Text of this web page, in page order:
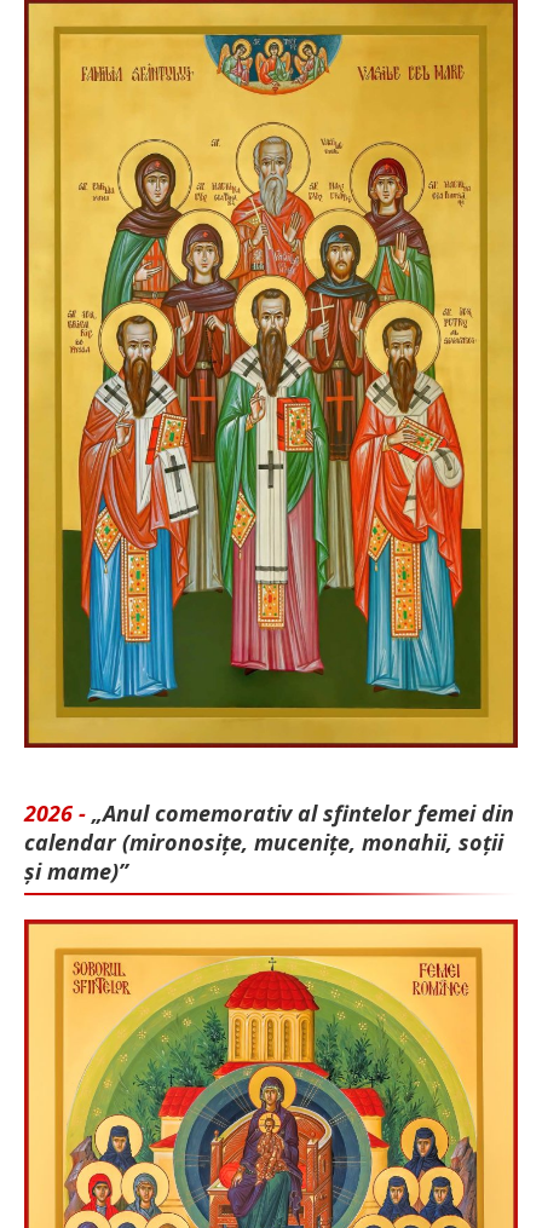
2026 - „Anul comemorativ al sfintelor femei din
calendar (mironosițe, mu­cenițe, monahii, soții
și mame)”